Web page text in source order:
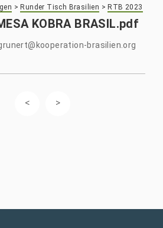
> Runder Tisch Brasilien > RTB 2023
KOBRA BRASIL.pdf
brasilien.org